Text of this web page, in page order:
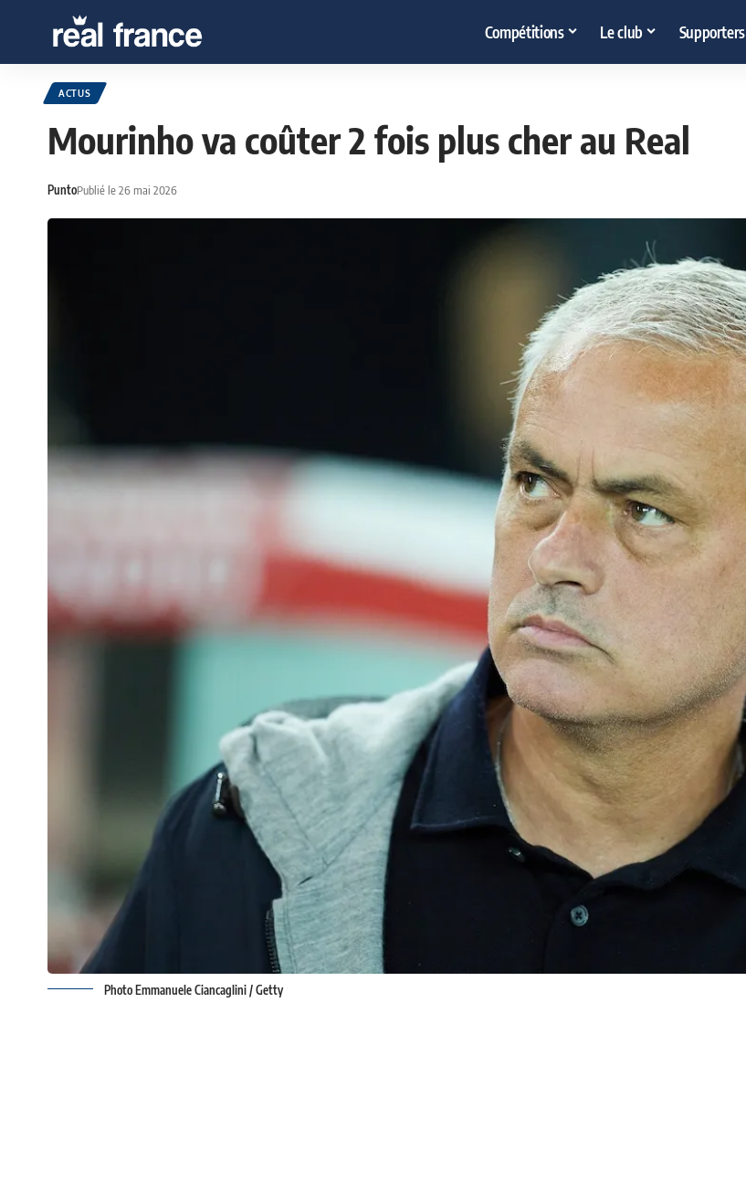
Compétitions Le club Supporters
ACTUS
Mourinho va coûter 2 fois plus cher au Real
PuntoPublié le 26 mai 2026
Photo Emmanuele Ciancaglini / Getty